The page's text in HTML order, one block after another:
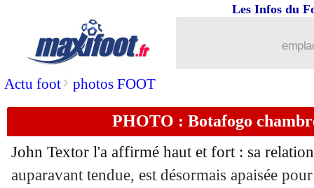
Actu foot> photos FOOT
Les Infos du
PHOTO : Botafogo
John Textor l'a affirmé haut et fort : sa
auparavant tendue, est désormais apaisée
Wolverhampton : Fer Lopez pour
20/06 PSG: Zabarnyi, ça chauffe
OM
20/06 Barça: un intérêt pour Bardghji
20/06 Metz: amer, Bodart annonce son